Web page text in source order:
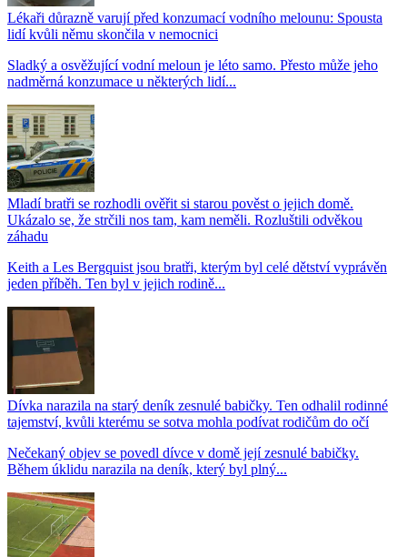
Lékaři důrazně varují před konzumací vodního melounu: Spousta
lidí kvůli němu skončila v nemocnici
Sladký a osvěžující vodní meloun je léto samo. Přesto může jeho
nadměrná konzumace u některých lidí...
Mladí bratři se rozhodli ověřit si starou pověst o jejich domě.
Ukázalo se, že strčili nos tam, kam neměli. Rozluštili odvěkou
záhadu
Keith a Les Bergquist jsou bratři, kterým byl celé dětství vyprávěn
jeden příběh. Ten byl v jejich rodině...
Dívka narazila na starý deník zesnulé babičky. Ten odhalil rodinné
tajemství, kvůli kterému se sotva mohla podívat rodičům do očí
Nečekaný objev se povedl dívce v domě její zesnulé babičky.
Během úklidu narazila na deník, který byl plný...